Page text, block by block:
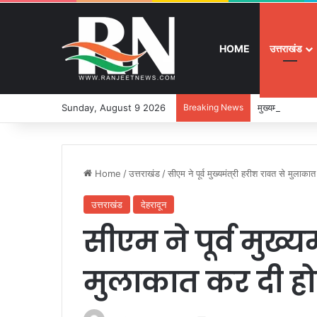
HOME उत्तराखंड
Sunday, August 9 2026 Breaking News मुख्यमंत्री ने 9
Home /उत्तराखंड /सीएम ने पूर्व मुख्यमंत्री हरीश रावत से
उत्तराखंड देहरादून
सीएम ने पूर्व
मुलाकात कर दी